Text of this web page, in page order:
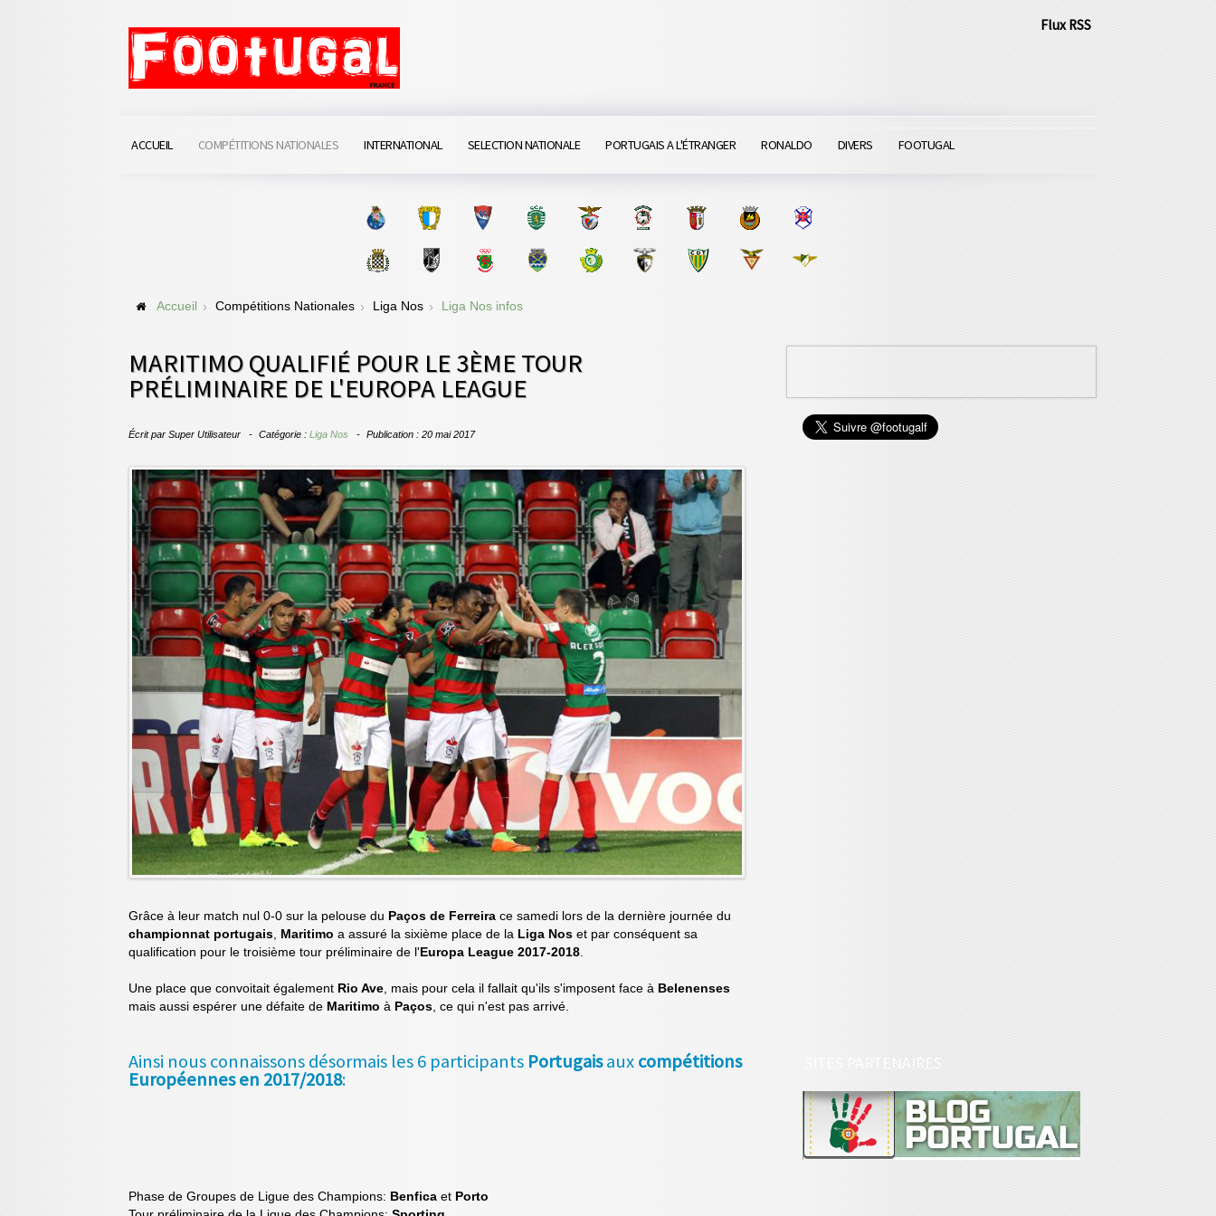
Flux RSS
ACCUEIL COMPÉTITIONS NATIONALES INTERNATIONAL SELECTION NATIONALE PORTUGAIS A L'ÉTRANGER RONALDO DIVERS FOOTUGAL
Accueil Compétitions Nationales Liga Nos Liga Nos infos
MARITIMO QUALIFIÉ POUR LE 3ÈME TOUR
PRÉLIMINAIRE DE L'EUROPA LEAGUE
Écrit par Super Utilisateur Catégorie : Liga Nos Publication : 20 mai 2017
Grâce à leur match nul 0-0 sur la pelouse du Paços de Ferreira ce samedi lors de la dernière journée du
championnat portugais, Maritimo a assuré la sixième place de la Liga Nos et par conséquent sa
qualification pour le troisième tour préliminaire de l' Europa League 2017-2018.
Une place que convoitait également Rio Ave, mais pour cela il fallait qu'ils s'imposent face à Belenenses
mais aussi espérer une défaite de Maritimo à Paços, ce qui n'est pas arrivé.
Ainsi nous connaissons désormais les 6 participants Portugaisauxcompétitions
Européennes en 2017/2018:
Phase de Groupes de Ligue des Champions: Benfica et Porto
SITES PARTENAIRES